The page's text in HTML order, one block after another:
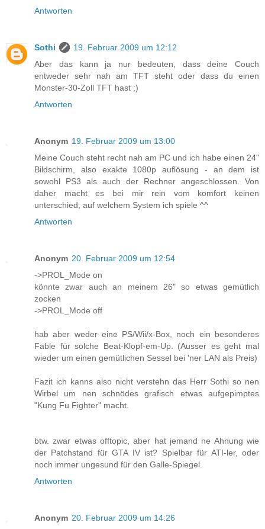
Antworten
Sothi
19. Februar 2009 um 12:12
Aber das kann ja nur bedeuten, dass deine Couch
entweder sehr nah am TFT steht oder dass du einen
Monster-30-Zoll TFT hast ;)
Antworten
Anonym 19. Februar 2009 um 13:00
Meine Couch steht recht nah am PC und ich habe einen 24"
Bildschirm, also exakte 1080p auflösung - an dem ist
sowohl PS3 als auch der Rechner angeschlossen. Von
daher macht es bei mir rein vom komfort keinen
unterschied, auf welchem System ich spiele ^^
Antworten
Anonym 20. Februar 2009 um 12:54
->PROL_Mode on
könnte zwar auch an meinem 26" so etwas gemütlich
zocken
->PROL_Mode off
hab aber weder eine PS/Wii/x-Box, noch ein besonderes
Fable für solche Beat-Klopf-em-Up. (Ausser es geht mal
wieder um einen gemütlichen Sessel bei 'ner LAN als Preis)
Fazit ich kanns also nicht verstehn das Herr Sothi so nen
Wirbel um nen schnödes grafisch etwas aufgepimptes
"Kung Fu Fighter" macht.
btw. zwar etwas offtopic, aber hat jemand ne Ahnung wie
der Patchstand für GTA IV ist? Spielbar für ATI-ler, oder
noch immer ungesund für den Galle-Spiegel.
Antworten
Anonym 20. Februar 2009 um 14:26